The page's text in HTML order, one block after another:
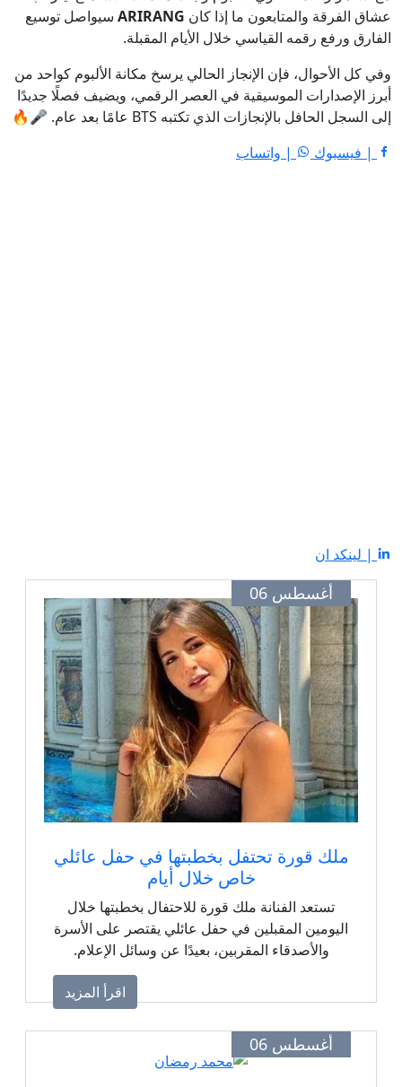
عشاق الفرقة والمتابعون ما إذا كان ARIRANG سيواصل توسيع
الفارق ورفع رقمه القياسي خلال الأيام المقبلة.
وفي كل الأحوال، فإن الإنجاز الحالي يرسخ مكانة الألبوم كواحد من
أبرز الإصدارات الموسيقية في العصر الرقمي، ويضيف فصلًا جديدًا
إلى السجل الحافل بالإنجازات الذي تكتبه BTS عامًا بعد عام. 🎤🔥
| فيسبوك
| واتساب
| لينكد ان
أغسطس 06
ملك قورة تحتفل بخطبتها في حفل عائلي
خاص خلال أيام
تستعد الفنانة ملك قورة للاحتفال بخطبتها خلال
اليومين المقبلين في حفل عائلي يقتصر على الأسرة
والأصدقاء المقربين، بعيدًا عن وسائل الإعلام.
اقرأ المزيد
أغسطس 06